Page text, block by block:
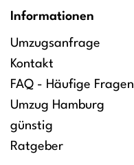
Informationen
Umzugsanfrage
Kontakt
FAQ - Häufige Fragen
Umzug Hamburg
günstig
Ratgeber